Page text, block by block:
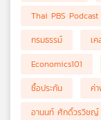
Thai PBS Podcast
กรมธรรม์
เ
Economics101
ซื้อประกัน
ค่
อานนท์ ศักดิ์วรวิชญ์